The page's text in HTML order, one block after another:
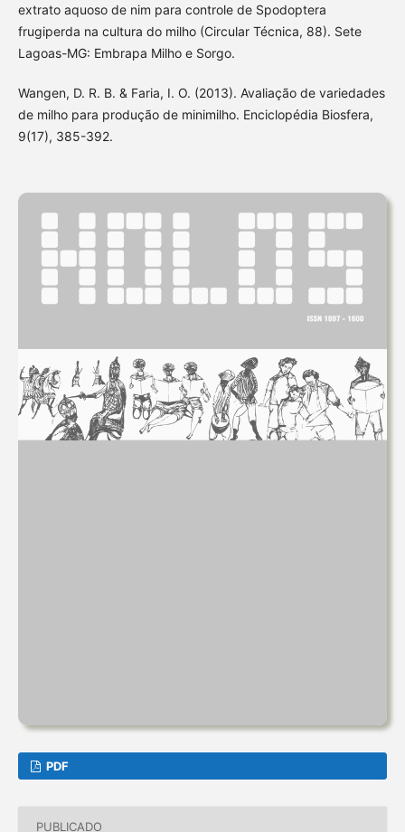
extrato aquoso de nim para controle de Spodoptera
frugiperda na cultura do milho (Circular Técnica, 88). Sete
Lagoas-MG: Embrapa Milho e Sorgo.
Wangen, D. R. B. & Faria, I. O. (2013). Avaliação de variedades
de milho para produção de minimilho. Enciclopédia Biosfera,
9(17), 385-392.
PDF
PUBLICADO